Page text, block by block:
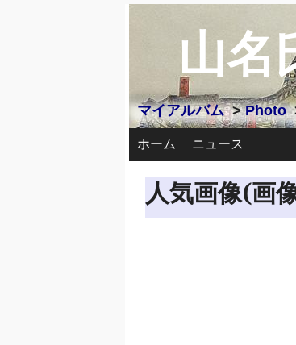
山名
マイアルバム>Photo
ホーム ニュース
人気画像(画